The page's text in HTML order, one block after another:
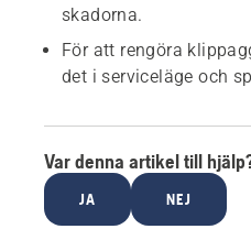
skadorna.
För att rengöra
det i serviceläge och
Var denna artikel till
JA NEJ